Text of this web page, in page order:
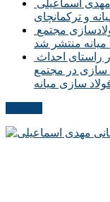
و ترکمانچای
میانه منتشر شد
سازی در مجتمع
سازی میانه